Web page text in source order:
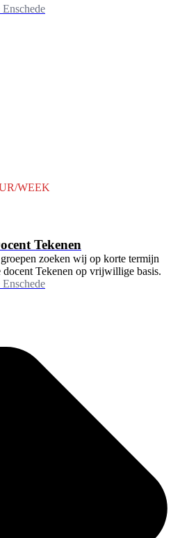
WEEK
Tekenen
zoeken wij op korte termijn
docent Tekenen op vrijwillige basis.